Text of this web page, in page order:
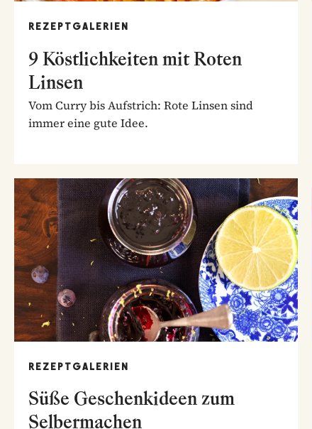
REZEPTGALERIEN
9 Köstlichkeiten mit Roten
Linsen
Vom Curry bis Aufstrich: Rote Linsen sind
immer eine gute Idee.
REZEPTGALERIEN
Süße Geschenkideen zum
Selbermachen